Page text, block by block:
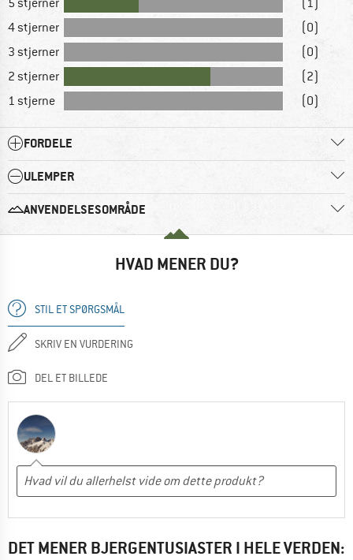
4 stjerner
(0)
3 stjerner
(0)
2 stjerner
(2)
1 stjerne
(0)
FORDELE
ULEMPER
ANVENDELSESOMRÅDE
HVAD MENER DU?
STIL ET SPØRGSMÅL
SKRIV EN VURDERING
DEL ET BILLEDE
DET MENER BJERGENTUSIASTER I HELE VERDEN: